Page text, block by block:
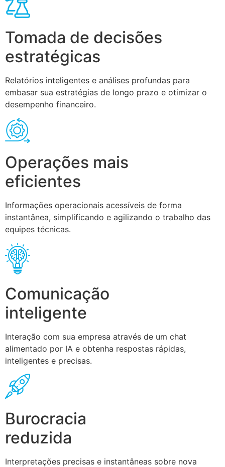
Tomada de decisões
estratégicas
Relatórios inteligentes e análises profundas para
embasar sua estratégias de longo prazo e otimizar o
desempenho financeiro.
Operações mais
eficientes
Informações operacionais acessíveis de forma
instantânea, simplificando e agilizando o trabalho das
equipes técnicas.
Comunicação
inteligente
Interação com sua empresa através de um chat
alimentado por IA e obtenha respostas rápidas,
inteligentes e precisas.
Burocracia
reduzida
Interpretações precisas e instantâneas sobre nova